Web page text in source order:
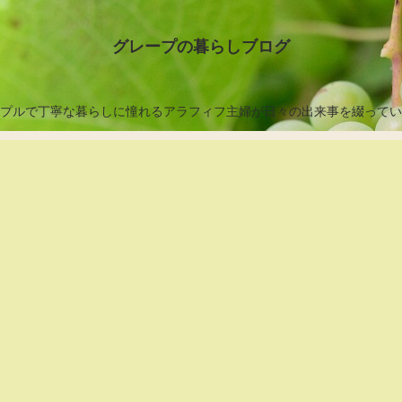
グレープの暮らしブログ
ルで丁寧な暮らしに憧れるアラフィフ主婦が日々の出来事を綴って